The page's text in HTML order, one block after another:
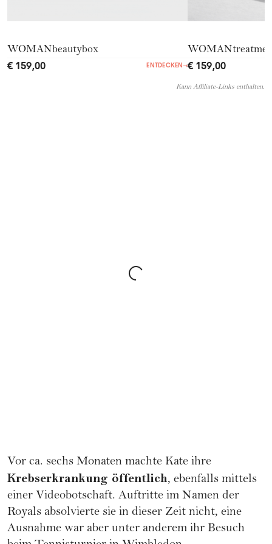
WOMANbeautybox
€ 159,00 ENTDECKEN →€ 159,00
Kann Affiliate-Links enthalten.
Vor ca. sechs Monaten machte Kate ihre
Krebserkrankung öffentlich, ebenfalls mittels
einer Videobotschaft. Auftritte im Namen der
Royals absolvierte sie in dieser Zeit nicht, eine
Ausnahme war aber unter anderem ihr Besuch